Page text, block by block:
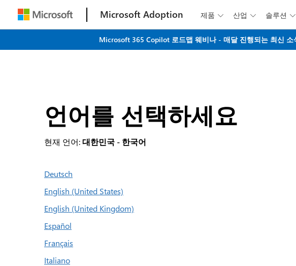
Microsoft Adoption 제품  산업  솔루션 
Microsoft 365 Copilot 로드맵 웨비나 - 매달 진행되는 최신
언어를 선택하세요
현재 언어:대한민국 - 한국어
Deutsch
English (United States)
English (United Kingdom)
Español
Français
Italiano